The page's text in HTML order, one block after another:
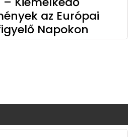
az Európai
Napokon